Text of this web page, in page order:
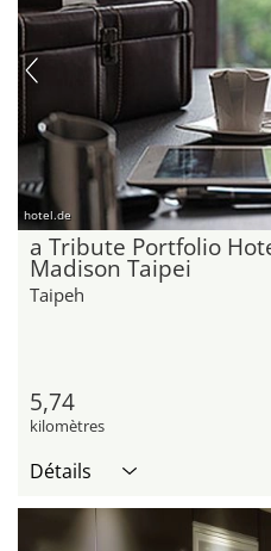
hotel.de
a Tribute Portfolio
Madison Taipei
Taipeh
5,74
kilomètres
Détails